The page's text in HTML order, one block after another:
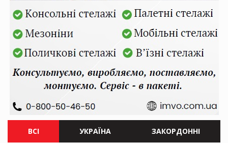
ВСІ УКРАЇНА ЗАКОРДОННІ